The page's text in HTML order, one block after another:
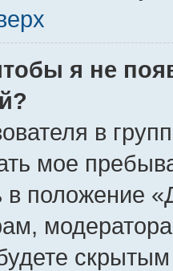
я не
в
мое
в положение